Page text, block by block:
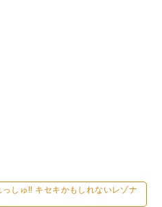
しゅ!! キセキかもしれないレゾナ